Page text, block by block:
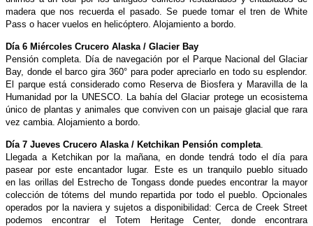
madera que nos recuerda el pasado. Se puede tomar el tren de White
Pass o hacer vuelos en helicóptero. Alojamiento a bordo.
Día 6 Miércoles Crucero Alaska / Glacier Bay
Pensión completa. Día de navegación por el Parque Nacional del Glaciar
Bay, donde el barco gira 360° para poder apreciarlo en todo su esplendor.
El parque está considerado como Reserva de Biosfera y Maravilla de la
Humanidad por la UNESCO. La bahía del Glaciar protege un ecosistema
único de plantas y animales que conviven con un paisaje glacial que rara
vez cambia. Alojamiento a bordo.
Día 7 Jueves Crucero Alaska / Ketchikan Pensión completa
Llegada a Ketchikan por la mañana, en donde tendrá todo el día para
pasear por este encantador lugar. Este es un tranquilo pueblo situado
enlas orillas del Estrecho de Tongass donde puedes encontrar la mayor
colección de tótems del mundo repartida por todo el pueblo. Opcionales
operados por la naviera y sujetos a disponibilidad: Cerca de Creek Street
podemos encontrar elTotem Heritage Center, donde encontrara